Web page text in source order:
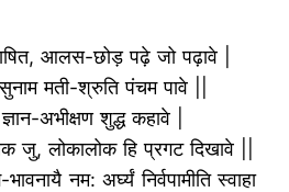
आलस-छोड़ पढ़े जो पढ़ावे |
मती-श्रुति पंचम पावे ||
अभीक्षण शुद्ध कहावे |
जु, लोकालोक हि प्रगट दिखावे ||
नम: अर्घ्यं निर्वपामीति स्वाहा